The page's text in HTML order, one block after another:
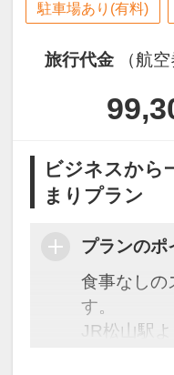
駐車場あり(有料)
旅行代金
（航
ビジネスから
まりプラン
プランのポ
食事なしの
す。
JR松山駅